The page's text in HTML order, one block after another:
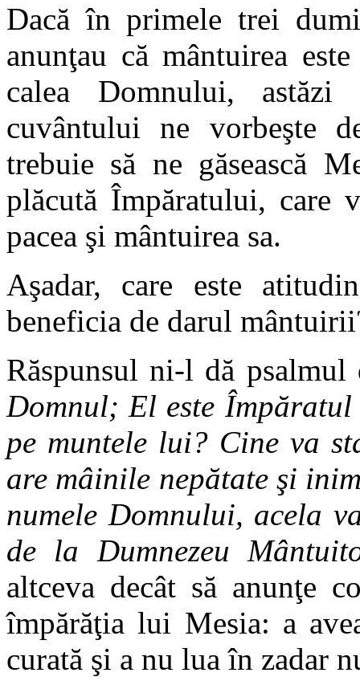
Dacă în primele trei
anunţau că mântuirea
calea Domnului,
cuvântului ne vorbeşte
trebuie să ne găsească
plăcută Împăratului, care
pacea şi mântuirea sa.
Aşadar, care este
beneficia de darul
Răspunsul ni-l dă
Domnul; El este
pe muntele lui? Cine va
are mâinile nepătate şi
numele Domnului, acela
de la Dumnezeu
altceva decât să anunţe
împărăţia lui Mesia: a
curată şi a nu lua în zadar